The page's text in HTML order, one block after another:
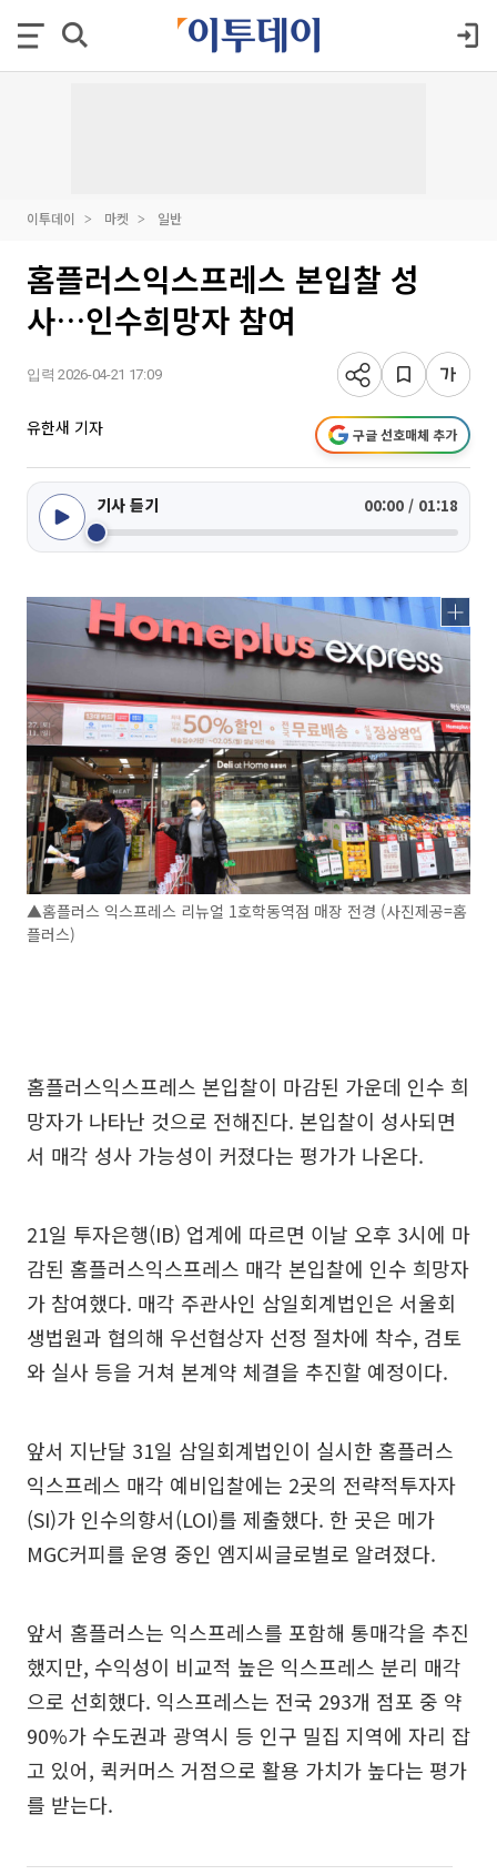
이투데이 마켓 일반
홈플러스익스프레스 본입찰 성
사…인수희망자 참여
입력 2026-04-21 17:09
유한새 기자 구글 선호매체 추가
기사 듣기 00:00 / 01:18
▲홈플러스 익스프레스 리뉴얼 1호학동역점 매장 전경 (사진제공=홈
플러스)
홈플러스익스프레스 본입찰이 마감된 가운데 인수 희
망자가 나타난 것으로 전해진다. 본입찰이 성사되면
서 매각 성사 가능성이 커졌다는 평가가 나온다.
21일 투자은행(IB) 업계에 따르면 이날 오후 3시에 마
감된 홈플러스익스프레스 매각 본입찰에 인수 희망자
가 참여했다. 매각 주관사인 삼일회계법인은 서울회
생법원과 협의해 우선협상자 선정 절차에 착수, 검토
와 실사 등을 거쳐 본계약 체결을 추진할 예정이다.
앞서 지난달 31일 삼일회계법인이 실시한 홈플러스
익스프레스 매각 예비입찰에는 2곳의 전략적투자자
(SI)가 인수의향서(LOI)를 제출했다. 한 곳은 메가
MGC커피를 운영 중인 엠지씨글로벌로 알려졌다.
앞서 홈플러스는 익스프레스를 포함해 통매각을 추진
했지만, 수익성이 비교적 높은 익스프레스 분리 매각
으로 선회했다. 익스프레스는 전국 293개 점포 중 약
90%가 수도권과 광역시 등 인구 밀집 지역에 자리 잡
고 있어, 퀵커머스 거점으로 활용 가치가 높다는 평가
를 받는다.